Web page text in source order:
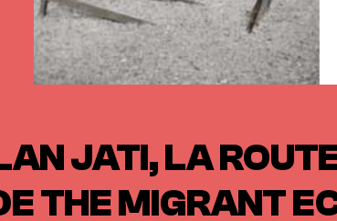
JATI, LA
THE MIGRANT